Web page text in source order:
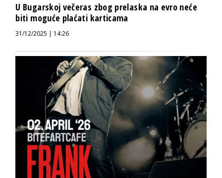
U Bugarskoj večeras zbog prelaska na evro neće
biti moguće plaćati karticama
31/12/2025 | 14:26